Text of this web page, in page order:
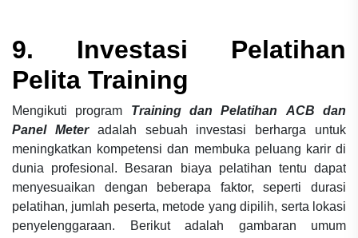
9. Investasi Pelatihan
Pelita Training
Mengikuti program Training dan Pelatihan ACB dan
Panel Meteradalah sebuah investasi berharga untuk
meningkatkan kompetensi dan membuka peluang karir di
dunia profesional. Besaran biaya pelatihan tentu dapat
menyesuaikan dengan beberapa faktor, seperti durasi
pelatihan, jumlah peserta, metode yang dipilih, serta lokasi
penyelenggaraan. Berikut adalah gambaran umum